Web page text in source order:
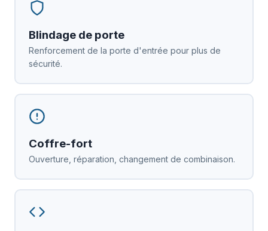
Blindage de porte
Renforcement de la porte d'entrée pour plus de
sécurité.
Coffre-fort
Ouverture, réparation, changement de combinaison.